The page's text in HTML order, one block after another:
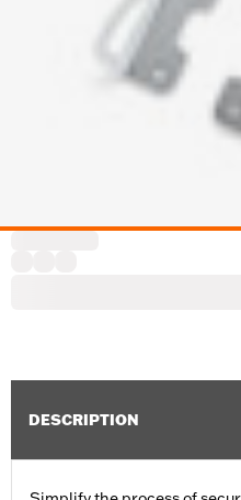
DESCRIPTION